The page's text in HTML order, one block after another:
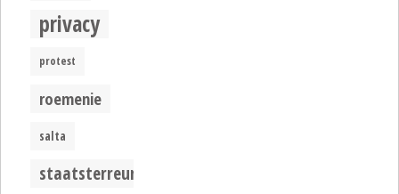
privacy
protest
roemenie
salta
staatsterreur